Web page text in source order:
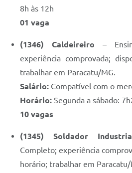
8h às 12h
01 vaga
(1346) Caldeireiro –
experiência comprovada;
trabalhar em Paracatu/MG.
Salário: Compatível com o
Horário: Segunda a sábado:
10 vagas
(1345) Soldador
Completo; experiência
horário; trabalhar em Paracatu/